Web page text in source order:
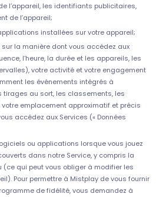
l’appareil, les identifiants publicitaires,
de l’appareil;
installées sur votre appareil;
la manière dont vous accédez aux
l’heure, la durée et les appareils, les
votre activité et votre engagement
les événements intégrés à
tirages au sort, les classements, les
emplacement approximatif et précis
accédez aux Services (« Données
ou applications lorsque vous jouez
dans notre Service, y compris la
(ce qui peut vous obliger à modifier les
Pour permettre à Mistplay de vous fournir
de fidélité, vous demandez à